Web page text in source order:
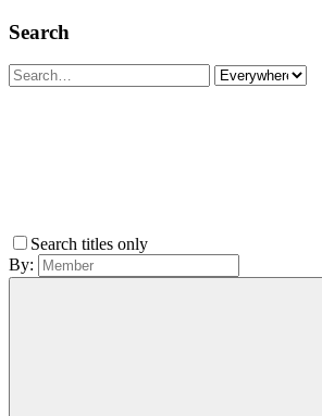
Search
Search titles only
By: